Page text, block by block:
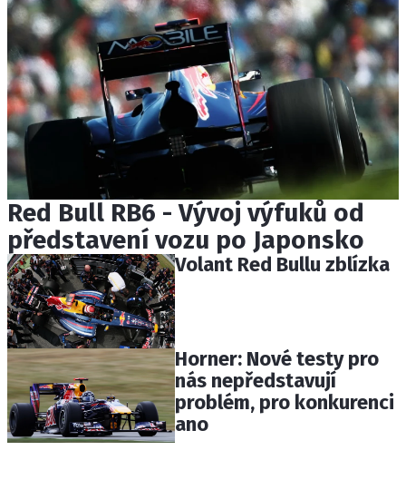
Red Bull RB6 - Vývoj výfuků od
představení vozu po Japonsko
Volant Red Bullu zblízka
Horner: Nové testy pro
nás nepředstavují
problém, pro konkurenci
ano